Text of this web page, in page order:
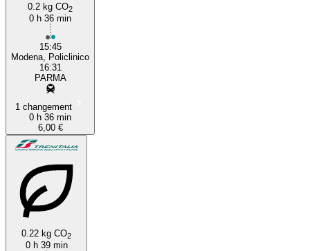
0.2 kg CO2
0 h 36 min
15:45
Modena, Policlinico
16:31
PARMA
1 changement
0 h 36 min
6,00 €
0.22 kg CO2
0 h 39 min